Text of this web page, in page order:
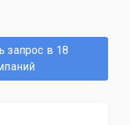
запрос в 18